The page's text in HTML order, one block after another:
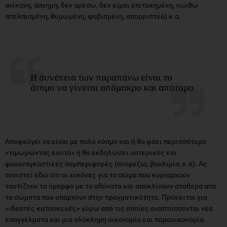
ανίκανη, άσχημη, δεν αρέσω, δεν είμαι επιτυχημένη, νιώθω
απελπισμένη, θυμωμένη, φοβισμένη, απορριπτέα) κ.α.
Η συνέπεια των παραπάνω είναι το
άτομο να γίνεται απόμακρο και απότομο
Αποφεύγει να είναι με πολύ κόσμο και ή θα φάει περισσότερο
«τιμωρώντας εαυτό» ή θα εκδηλώσει υστερικές και
ψυχαναγκαστικές συμπεριφορές (ανορεξία, βουλιμία, κ.α). Ας
τονιστεί εδώ ότι οι εικόνες για το σώμα που κυριαρχούν
ταυτίζουν το όμορφο με το αδύνατο και αποκλίνουν σταθερά από
τα σώματα που υπάρχουν στην πραγματικότητα. Πρόκειται για
«ιδεατές κατασκευές» γύρω από τις οποίες αναπτύσσονται νέα
επαγγέλματα και μια ολόκληρη οικονομία και παραοικονομία.